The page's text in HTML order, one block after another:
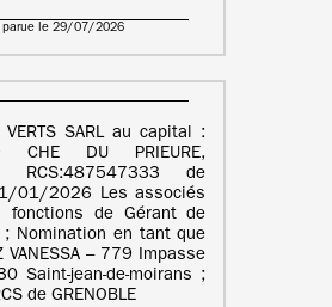
parue le 29/07/2026
VERTS SARL au capital :
DU PRIEURE,
RCS:487547333 de
01/2026 Les associés
fonctions de Gérant de
; Nomination en tant que
VANESSA – 779 Impasse
Saint-jean-de-moirans ;
de GRENOBLE